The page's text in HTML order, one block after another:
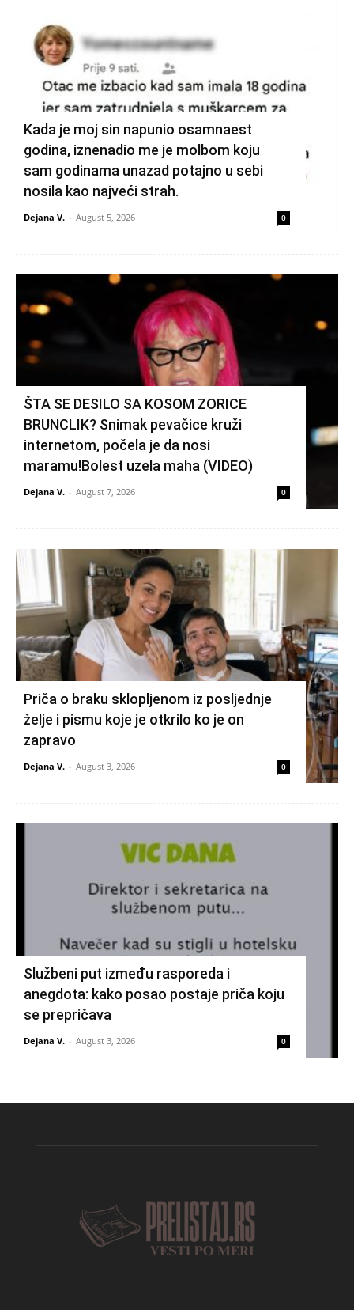
Kada je moj sin napunio osamnaest
godina, iznenadio me je molbom koju
sam godinama unazad potajno u sebi
nosila kao najveći strah.
Dejana V. - August 5, 2026 0
ŠTA SE DESILO SA KOSOM ZORICE
BRUNCLIK? Snimak pevačice kruži
internetom, počela je da nosi
maramu!Bolest uzela maha (VIDEO)
Dejana V. - August 7, 2026 0
Priča o braku sklopljenom iz posljednje
želje i pismu koje je otkrilo ko je on
zapravo
Dejana V. - August 3, 2026 0
Službeni put između rasporeda i
anegdota: kako posao postaje priča koju
se prepričava
Dejana V. - August 3, 2026 0